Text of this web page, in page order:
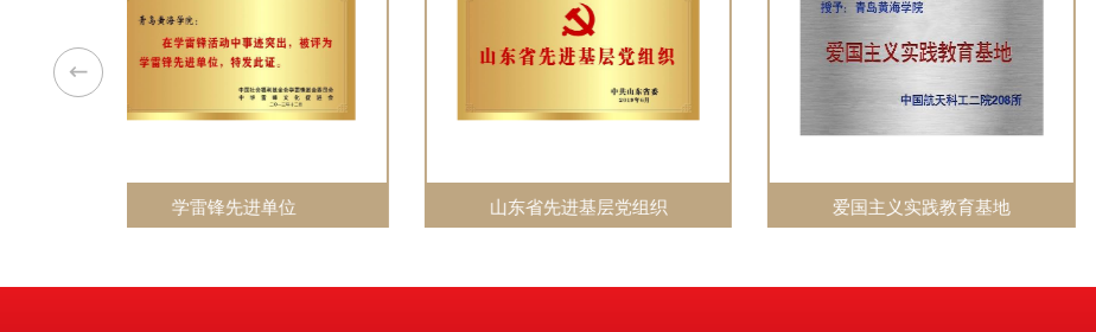
山东省先进基层党组织 爱国主义实践教育基地 山东省示范思想政治理论课教学部